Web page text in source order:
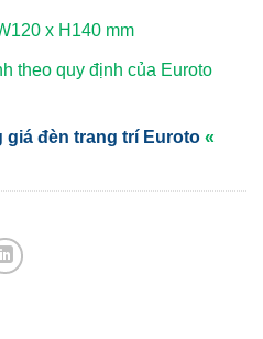
x H140 mm
theo quy định của Euroto
giá đèn trang trí Euroto «